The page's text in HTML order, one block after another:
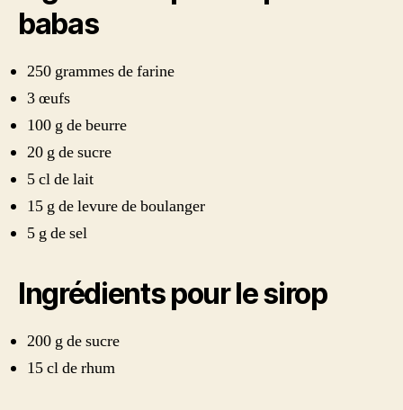
babas
250 grammes de farine
3 œufs
100 g de beurre
20 g de sucre
5 cl de lait
15 g de levure de boulanger
5 g de sel
Ingrédients pour le sirop
200 g de sucre
15 cl de rhum